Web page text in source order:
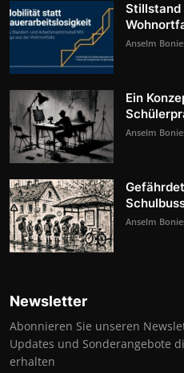
Stillstand
Anselm
Ein
Anselm
Anselm
Newsletter
Abonnieren Sie unseren
Updates und Sonderangebote
erhalten